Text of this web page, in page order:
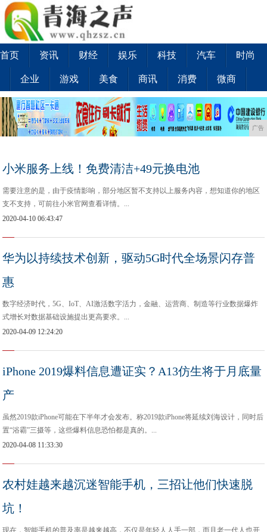
首页 资讯 财经 娱乐 科技 汽车 时尚
企业 游戏 美食 商讯 消费 微商
广告
小米服务上线！免费清洁+49元换电池
需要注意的是，由于疫情影响，部分地区暂不支持以上服务内容，想知道你的地区
支不支持，可前往小米官网查看详情。...
2020-04-10 06:43:47
华为以持续技术创新，驱动5G时代全场景闪存普
惠
数字经济时代，5G、IoT、AI激活数字活力，金融、运营商、制造等行业数据爆炸
式增长对数据基础设施提出更高要求。...
2020-04-09 12:24:20
iPhone 2019爆料信息遭证实？A13仿生将于月底量
产
虽然2019款iPhone可能在下半年才会发布。称2019款iPhone将延续刘海设计，同时后
置“浴霸”三摄等，这些爆料信息恐怕都是真的。...
2020-04-08 11:33:30
农村娃越来越沉迷智能手机，三招让他们快速脱
坑！
现在，智能手机的普及率是越来越高，不仅是年轻人人手一部，而且老一代人也开